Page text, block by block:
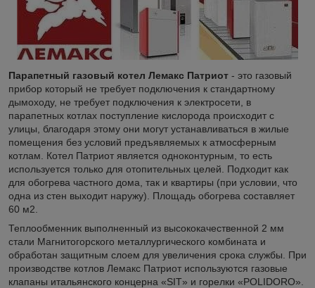
Парапетный газовый котел Лемакс Патриот - это газовый
прибор который не требует подключения к стандартному
дымоходу, не требует подключения к электросети, в
парапетных котлах поступление кислорода происходит с
улицы, благодаря этому они могут устанавливаться в жилые
помещения без условий предъявляемых к атмосферным
котлам. Котел Патриот является одноконтурным, то есть
используется только для отопительных целей. Подходит как
для обогрева частного дома, так и квартиры (при условии, что
одна из стен выходит наружу). Площадь обогрева составляет
60 м2.
Теплообменник выполненный из высококачественной 2 мм
стали Магнитогорского металлургического комбината и
обработан защитным слоем для увеличения срока службы. При
производстве котлов Лемакс Патриот используются газовые
клапаны итальянского концерна «SIT» и горелки «POLIDORO».